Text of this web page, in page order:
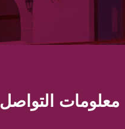
معلومات التواصل